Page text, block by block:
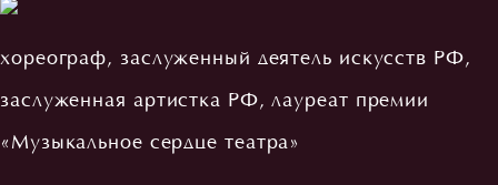
хореограф, заслуженный деятель искусств РФ,
заслуженная артистка РФ, лауреат премии
«Музыкальное сердце театра»